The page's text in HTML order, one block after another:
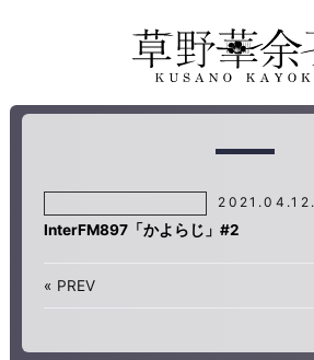
2021.04.12.
InterFM897「かよらじ」#2
« PREV